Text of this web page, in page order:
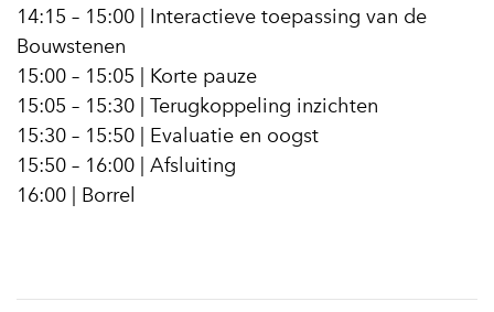
14:15 – 15:00 | Interactieve toepassing van de
Bouwstenen
15:00 – 15:05 | Korte pauze
15:05 – 15:30 | Terugkoppeling inzichten
15:30 – 15:50 | Evaluatie en oogst
15:50 – 16:00 | Afsluiting
16:00 | Borrel